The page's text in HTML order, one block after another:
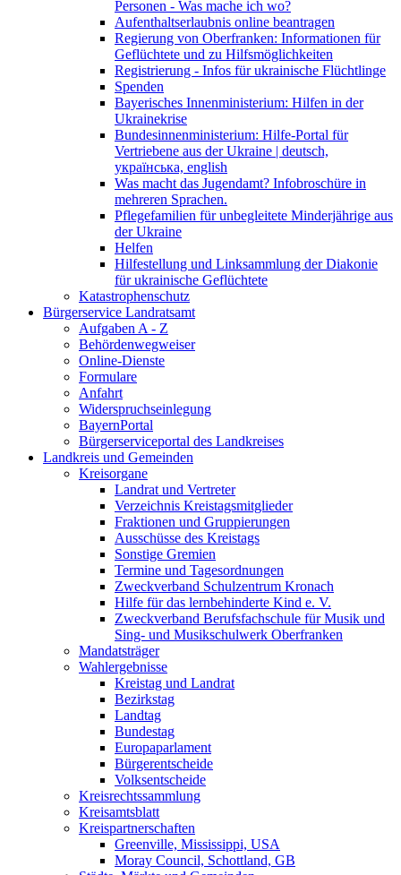
Personen - Was mache ich wo?
Aufenthaltserlaubnis online beantragen
Regierung von Oberfranken: Informationen für
Geflüchtete und zu Hilfsmöglichkeiten
Registrierung - Infos für ukrainische Flüchtlinge
Spenden
Bayerisches Innenministerium: Hilfen in der
Ukrainekrise
Bundesinnenministerium: Hilfe-Portal für
Vertriebene aus der Ukraine | deutsch,
українська, english
Was macht das Jugendamt? Infobroschüre in
mehreren Sprachen.
Pflegefamilien für unbegleitete Minderjährige aus
der Ukraine
Helfen
Hilfestellung und Linksammlung der Diakonie
für ukrainische Geflüchtete
Katastrophenschutz
Bürgerservice Landratsamt
Aufgaben A - Z
Behördenwegweiser
Online-Dienste
Formulare
Anfahrt
Widerspruchseinlegung
BayernPortal
Bürgerserviceportal des Landkreises
Landkreis und Gemeinden
Kreisorgane
Landrat und Vertreter
Verzeichnis Kreistagsmitglieder
Fraktionen und Gruppierungen
Ausschüsse des Kreistags
Sonstige Gremien
Termine und Tagesordnungen
Zweckverband Schulzentrum Kronach
Hilfe für das lernbehinderte Kind e. V.
Zweckverband Berufsfachschule für Musik und
Sing- und Musikschulwerk Oberfranken
Mandatsträger
Wahlergebnisse
Kreistag und Landrat
Bezirkstag
Landtag
Bundestag
Europaparlament
Bürgerentscheide
Volksentscheide
Kreisrechtssammlung
Kreisamtsblatt
Kreispartnerschaften
Greenville, Mississippi, USA
Moray Council, Schottland, GB